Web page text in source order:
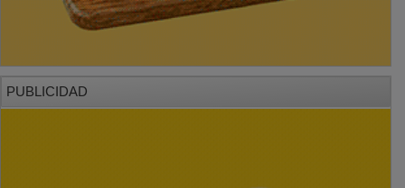
PUBLICIDAD